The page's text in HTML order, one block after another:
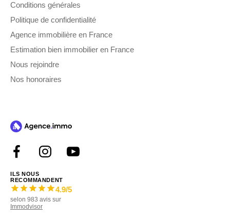
Conditions générales
Politique de confidentialité
Agence immobilière en France
Estimation bien immobilier en France
Nous rejoindre
Nos honoraires
ILS NOUS
RECOMMANDENT
4.9/5
selon 983 avis sur
Immodvisor